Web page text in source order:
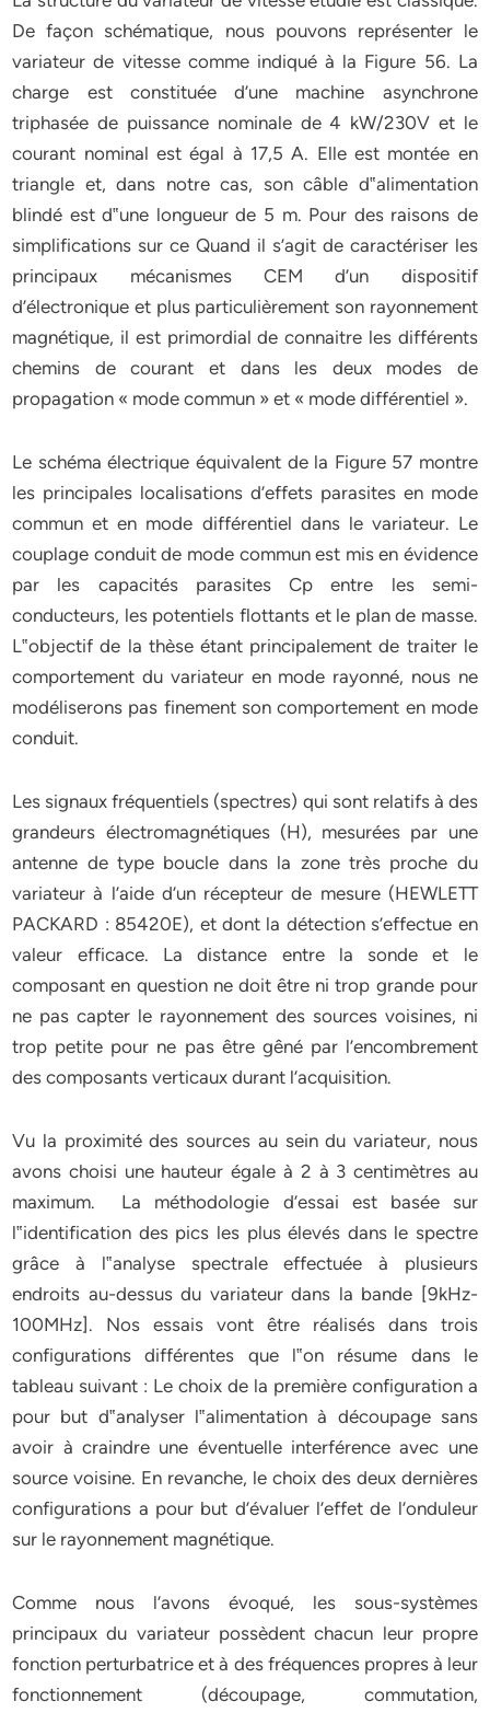
De façon schématique, nous pouvons représenter le
variateur de vitesse comme indiqué à la Figure 56. La
charge est constituée d’une machine asynchrone
triphasée de puissance nominale de 4 kW/230V et le
courant nominal est égal à 17,5 A. Elle est montée en
triangle et, dans notre cas, son câble d‟alimentation
blindé est d‟une longueur de 5 m. Pour des raisons de
simplifications sur ce Quand il s’agit de caractériser les
principaux mécanismes CEM d’un dispositif
d’électronique et plus particulièrement son rayonnement
magnétique, il est primordial de connaitre les différents
chemins de courant et dans les deux modes de
propagation « mode commun » et « mode différentiel ».
Le schéma électrique équivalent de la Figure 57 montre
les principales localisations d’effets parasites en mode
commun et en mode différentiel dans le variateur. Le
couplage conduit de mode commun est mis en évidence
par les capacités parasites Cp entre les semi-
conducteurs, les potentiels flottants et le plan de masse.
L‟objectif de la thèse étant principalement de traiter le
comportement du variateur en mode rayonné, nous ne
modéliserons pas finement son comportement en mode
conduit.
Les signaux fréquentiels (spectres) qui sont relatifs à des
grandeurs électromagnétiques (H), mesurées par une
antenne de type boucle dans la zone très proche du
variateur à l’aide d’un récepteur de mesure (HEWLETT
PACKARD : 85420E), et dont la détection s’effectue en
valeur efficace. La distance entre la sonde et le
composant en question ne doit être ni trop grande pour
ne pas capter le rayonnement des sources voisines, ni
trop petite pour ne pas être gêné par l’encombrement
des composants verticaux durant l’acquisition.
Vu la proximité des sources au sein du variateur, nous
avons choisi une hauteur égale à 2 à 3 centimètres au
maximum. La méthodologie d’essai est basée sur
l‟identification des pics les plus élevés dans le spectre
grâce à l‟analyse spectrale effectuée à plusieurs
endroits au-dessus du variateur dans la bande [9kHz-
100MHz]. Nos essais vont être réalisés dans trois
configurations différentes que l‟on résume dans le
tableau suivant : Le choix de la première configuration a
pour but d‟analyser l‟alimentation à découpage sans
avoir à craindre une éventuelle interférence avec une
source voisine. En revanche, le choix des deux dernières
configurations a pour but d’évaluer l’effet de l’onduleur
sur le rayonnement magnétique.
Comme nous l’avons évoqué, les sous-systèmes
principaux du variateur possèdent chacun leur propre
fonction perturbatrice et à des fréquences propres à leur
fonctionnement (découpage, commutation,